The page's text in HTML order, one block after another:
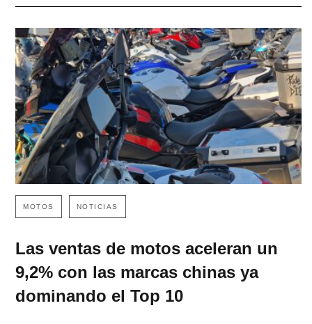
MOTOS NOTICIAS
Las ventas de motos aceleran un
9,2% con las marcas chinas ya
dominando el Top 10